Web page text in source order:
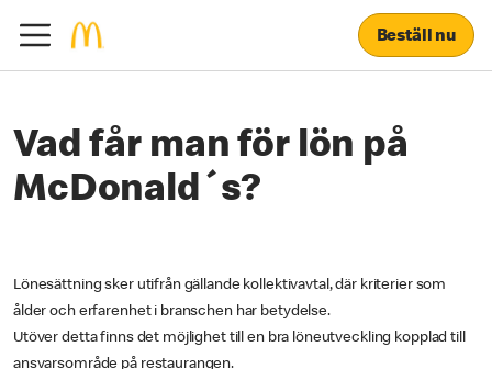
Beställ nu
Vad får man för lön på
McDonald´s?
Lönesättning sker utifrån gällande kollektivavtal, där kriterier som
ålder och erfarenhet i branschen har betydelse.
Utöver detta finns det möjlighet till en bra löneutveckling kopplad till
ansvarsområde på restaurangen.